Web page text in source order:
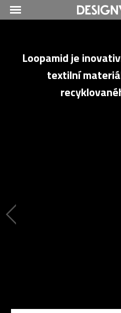
Loopamid je
textilní